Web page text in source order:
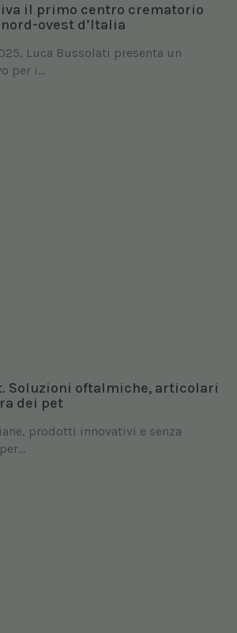
il primo centro crematorio
ovest d’Italia
Luca Bussolati presenta un
per i...
Soluzioni oftalmiche, articolari
dei pet
prodotti innovativi e senza